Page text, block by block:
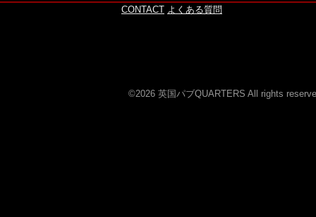
CONTACT よくある質問
©2026 英国パブQUARTERS All rights